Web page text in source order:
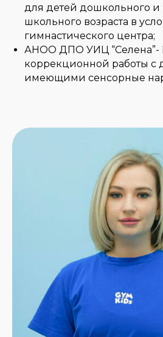
для детей дошкольного
школьного возраста в
гимнастического центра;
АНОО ДПО УИЦ “Селена”-
коррекционной работы с
имеющими сенсорные